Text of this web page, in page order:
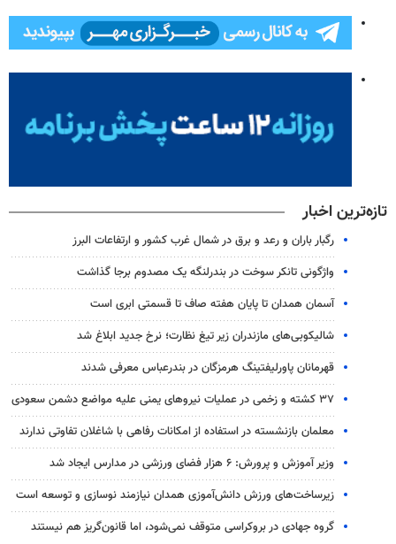
تازه‌ترین اخبار
رگبار باران و رعد و برق در شمال غرب کشور و ارتفاعات البرز
واژگونی تانکر سوخت در بندرلنگه یک مصدوم برجا گذاشت
آسمان همدان تا پایان هفته صاف تا قسمتی ابری است
شالیکوبی‌های مازندران زیر تیغ نظارت؛ نرخ جدید ابلاغ شد
قهرمانان پاورلیفتینگ هرمزگان در بندرعباس معرفی شدند
۳۷ کشته و زخمی در عملیات نیروهای یمنی علیه مواضع دشمن سعودی
معلمان بازنشسته در استفاده از امکانات رفاهی با شاغلان تفاوتی ندارند
وزیر آموزش و پرورش: ۶ هزار فضای ورزشی در مدارس ایجاد شد
زیرساخت‌های ورزش دانش‌آموزی همدان نیازمند نوسازی و توسعه است
گروه جهادی در بروکراسی متوقف نمی‌شود، اما قانون‌گریز هم نیستند